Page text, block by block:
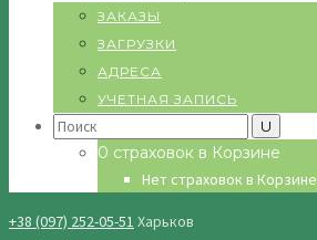
ЗАКАЗЫ
ЗАГРУЗКИ
АДРЕСА
УЧЕТНАЯ ЗАПИСЬ
Search
0 страховок в Корзине
Нет страховок в Корзине
+38 (097) 252-05-51 Харьков